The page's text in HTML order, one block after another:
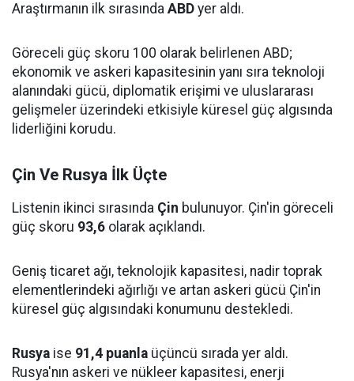
Araştırmanın ilk sırasında ABD yer aldı.
Göreceli güç skoru 100 olarak belirlenen ABD;
ekonomik ve askeri kapasitesinin yanı sıra teknoloji
alanındaki gücü, diplomatik erişimi ve uluslararası
gelişmeler üzerindeki etkisiyle küresel güç algısında
liderliğini korudu.
Çin Ve Rusya İlk Üçte
Listenin ikinci sırasında Çin bulunuyor. Çin'in göreceli
güç skoru 93,6 olarak açıklandı.
Geniş ticaret ağı, teknolojik kapasitesi, nadir toprak
elementlerindeki ağırlığı ve artan askeri gücü Çin'in
küresel güç algısındaki konumunu destekledi.
Rusya ise 91,4 puanla üçüncü sırada yer aldı.
Rusya'nın askeri ve nükleer kapasitesi, enerji